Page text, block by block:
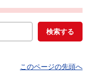
このページの先頭へ